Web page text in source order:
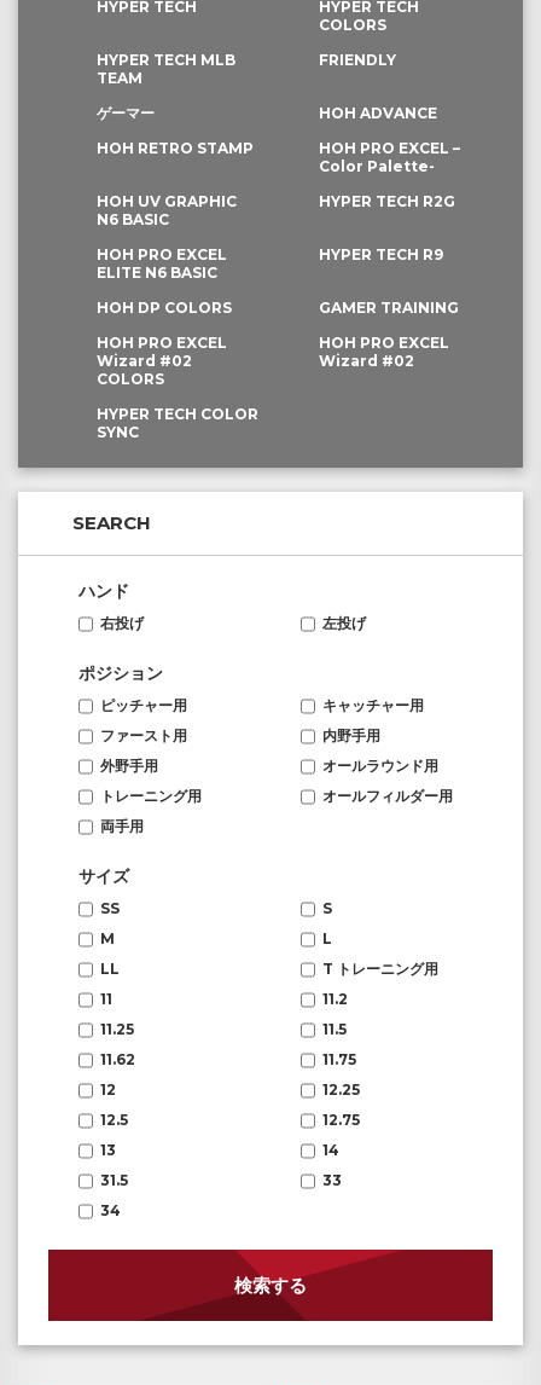
HYPER TECH
HYPER TECH
COLORS
HYPER TECH MLB
TEAM
FRIENDLY
ゲーマー
HOH ADVANCE
HOH RETRO STAMP
HOH PRO EXCEL –
Color Palette-
HOH UV GRAPHIC
N6 BASIC
HYPER TECH R2G
HOH PRO EXCEL
ELITE N6 BASIC
HYPER TECH R9
HOH DP COLORS
GAMER TRAINING
HOH PRO EXCEL
Wizard #02
COLORS
HOH PRO EXCEL
Wizard #02
HYPER TECH COLOR
SYNC
SEARCH
ハンド
右投げ 左投げ
ポジション
ピッチャー用
キャッチャー用
ファースト用
内野手用
外野手用
オールラウンド用
トレーニング用
オールフィルダー用
両手用
サイズ
SS
S
M
L
LL
T トレーニング用
11
11.2
11.25
11.5
11.62
11.75
12
12.25
12.5
12.75
13
14
31.5
33
34
検索する